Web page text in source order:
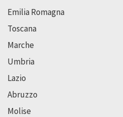
Emilia Romagna
Toscana
Marche
Umbria
Lazio
Abruzzo
Molise